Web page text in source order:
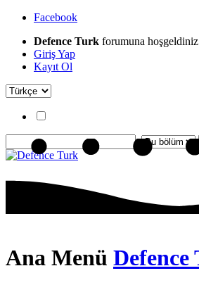
Facebook
Defence Turk forumuna
Giriş Yap
Kayıt Ol
Ana Menü Defence